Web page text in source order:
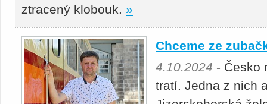
ztracený klobouk. »
Chceme ze
4.10.2024 - Česko
tratí. Jedna z nich